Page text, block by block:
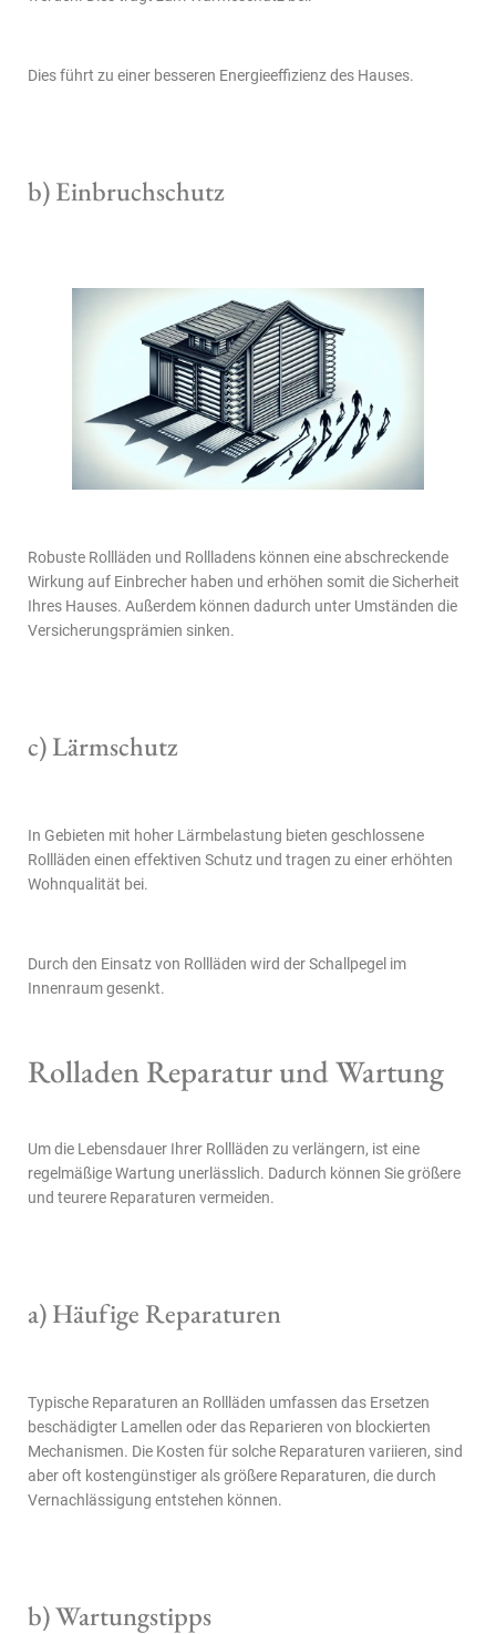
Dies führt zu einer besseren Energieeffizienz des Hauses.
b) Einbruchschutz
Robuste Rollläden und Rollladens können eine abschreckende
Wirkung auf Einbrecher haben und erhöhen somit die Sicherheit
Ihres Hauses. Außerdem können dadurch unter Umständen die
Versicherungsprämien sinken.
c) Lärmschutz
In Gebieten mit hoher Lärmbelastung bieten geschlossene
Rollläden einen effektiven Schutz und tragen zu einer erhöhten
Wohnqualität bei.
Durch den Einsatz von Rollläden wird der Schallpegel im
Innenraum gesenkt.
Rolladen Reparatur und Wartung
Um die Lebensdauer Ihrer Rollläden zu verlängern, ist eine
regelmäßige Wartung unerlässlich. Dadurch können Sie größere
und teurere Reparaturen vermeiden.
a) Häufige Reparaturen
Typische Reparaturen an Rollläden umfassen das Ersetzen
beschädigter Lamellen oder das Reparieren von blockierten
Mechanismen. Die Kosten für solche Reparaturen variieren, sind
aber oft kostengünstiger als größere Reparaturen, die durch
Vernachlässigung entstehen können.
b) Wartungstipps